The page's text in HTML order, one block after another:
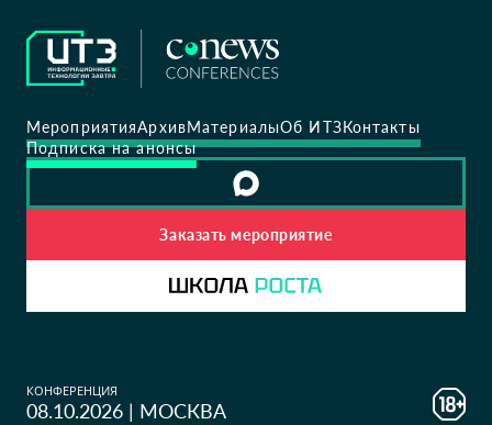
МероприятияАрхивМатериалыОб ИТЗКонтакты
Подписка на анонсы
Заказать мероприятие
КОНФЕРЕНЦИЯ
08.10.2026 | МОСКВА